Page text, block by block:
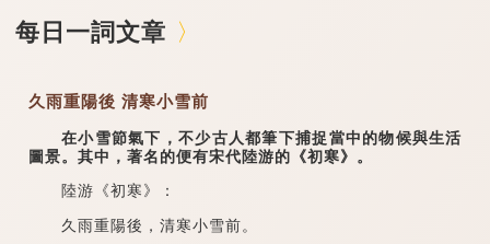
每日一詞文章
久雨重陽後 清寒小雪前
在小雪節氣下，不少古人都筆下捕捉當中的物候與生活
圖景。其中，著名的便有宋代陸游的《初寒》。
陸游《初寒》：
久雨重陽後，清寒小雪前。